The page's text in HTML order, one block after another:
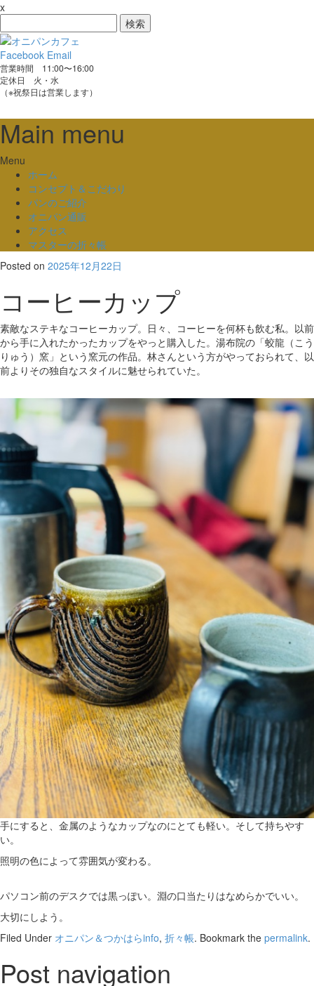
x
索:
Facebook Email
営業時間 11:00〜16:00
定休日 火・水
（※祝祭日は営業します）
Main menu
Skip
content
Menu
ホーム
コンセプト＆こだわり
パンのご紹介
オニパン通販
アクセス
マスターの折々帳
Posted on 2025年12月22日
コーヒーカップ
素敵なステキなコーヒーカップ。日々、コーヒーを何杯も飲む私。以前
から手に入れたかったカップをやっと購入した。湯布院の「蛟龍（こう
りゅう）窯」という窯元の作品。林さんという方がやっておられて、以
前よりその独自なスタイルに魅せられていた。
手にすると、金属のようなカップなのにとても軽い。そして持ちやす
い。
照明の色によって雰囲気が変わる。
パソコン前のデスクでは黒っぽい。淵の口当たりはなめらかでいい。
大切にしよう。
Filed Under オニパン＆つかはらinfo, 折々帳. Bookmark the permalink.
Post navigation